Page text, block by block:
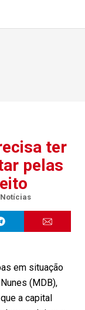
ter
pelas
Notícias
em situação
(MDB),
a capital